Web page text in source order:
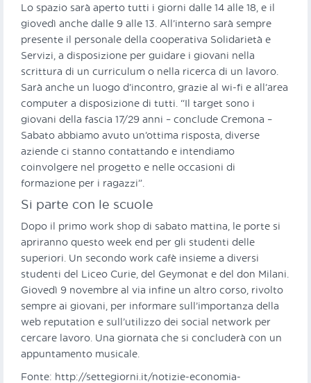
Lo spazio sarà aperto tutti i giorni dalle 14 alle 18, e il
giovedì anche dalle 9 alle 13. All’interno sarà sempre
presente il personale della cooperativa Solidarietà e
Servizi, a disposizione per guidare i giovani nella
scrittura di un curriculum o nella ricerca di un lavoro.
Sarà anche un luogo d’incontro, grazie al wi-fi e all’area
computer a disposizione di tutti. “Il target sono i
giovani della fascia 17/29 anni – conclude Cremona –
Sabato abbiamo avuto un’ottima risposta, diverse
aziende ci stanno contattando e intendiamo
coinvolgere nel progetto e nelle occasioni di
formazione per i ragazzi”.
Si parte con le scuole
Dopo il primo work shop di sabato mattina, le porte si
apriranno questo week end per gli studenti delle
superiori. Un secondo work cafè insieme a diversi
studenti del Liceo Curie, del Geymonat e del don Milani.
Giovedì 9 novembre al via infine un altro corso, rivolto
sempre ai giovani, per informare sull’importanza della
web reputation e sull’utilizzo dei social network per
cercare lavoro. Una giornata che si concluderà con un
appuntamento musicale.
Fonte: http://settegiorni.it/notizie-economia-